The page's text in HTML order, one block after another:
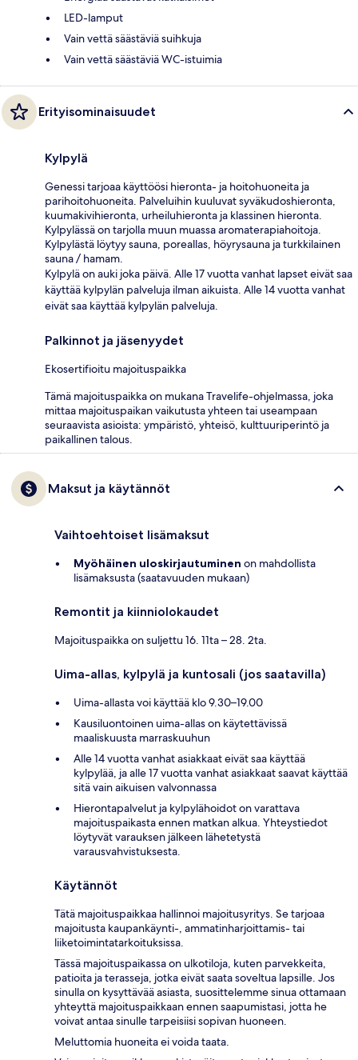
LED-lamput
Vain vettä säästäviä suihkuja
Vain vettä säästäviä WC-istuimia
Erityisominaisuudet
Kylpylä
Genessi tarjoaa käyttöösi hieronta- ja hoitohuoneita ja
parihoitohuoneita. Palveluihin kuuluvat syväkudoshieronta,
kuumakivihieronta, urheiluhieronta ja klassinen hieronta.
Kylpylässä on tarjolla muun muassa aromaterapiahoitoja.
Kylpylästä löytyy sauna, poreallas, höyrysauna ja turkkilainen
sauna / hamam.
Kylpylä on auki joka päivä. Alle 17 vuotta vanhat lapset eivät saa
käyttää kylpylän palveluja ilman aikuista. Alle 14 vuotta vanhat
eivät saa käyttää kylpylän palveluja.
Palkinnot ja jäsenyydet
Ekosertifioitu majoituspaikka
Tämä majoituspaikka on mukana Travelife-ohjelmassa, joka
mittaa majoituspaikan vaikutusta yhteen tai useampaan
seuraavista asioista: ympäristö, yhteisö, kulttuuriperintö ja
paikallinen talous.
Maksut ja käytännöt
Vaihtoehtoiset lisämaksut
Myöhäinen uloskirjautuminen on mahdollista
lisämaksusta (saatavuuden mukaan)
Remontit ja kiinniolokaudet
Majoituspaikka on suljettu 16. 11ta – 28. 2ta.
Uima-allas, kylpylä ja kuntosali (jos saatavilla)
Uima-allasta voi käyttää klo 9.30–19.00
Kausiluontoinen uima-allas on käytettävissä
maaliskuusta marraskuuhun
Alle 14 vuotta vanhat asiakkaat eivät saa käyttää
kylpylää, ja alle 17 vuotta vanhat asiakkaat saavat käyttää
sitä vain aikuisen valvonnassa
Hierontapalvelut ja kylpylähoidot on varattava
majoituspaikasta ennen matkan alkua. Yhteystiedot
löytyvät varauksen jälkeen lähetetystä
varausvahvistuksesta.
Käytännöt
Tätä majoituspaikkaa hallinnoi majoitusyritys. Se tarjoaa
majoitusta kaupankäynti-, ammatinharjoittamis- tai
liiketoimintatarkoituksissa.
Tässä majoituspaikassa on ulkotiloja, kuten parvekkeita,
patioita ja terasseja, jotka eivät saata soveltua lapsille. Jos
sinulla on kysyttävää asiasta, suosittelemme sinua ottamaan
yhteyttä majoituspaikkaan ennen saapumistasi, jotta he
voivat antaa sinulle tarpeisiisi sopivan huoneen.
Meluttomia huoneita ei voida taata.